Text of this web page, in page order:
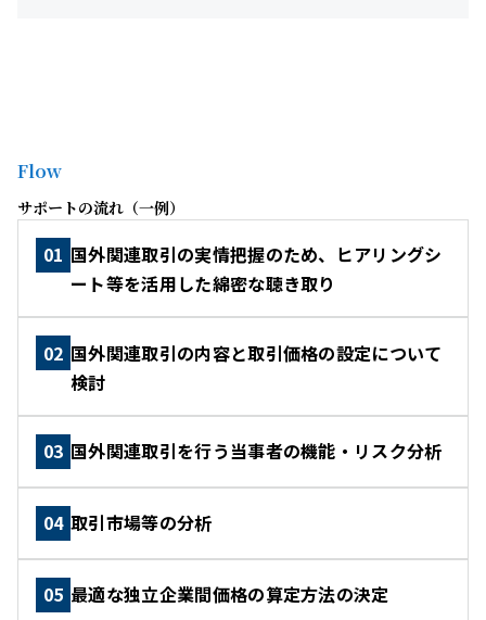
Flow
サポートの流れ（一例）
01 国外関連取引の実情把握のため、ヒアリングシ
ート等を活用した綿密な聴き取り
02 国外関連取引の内容と取引価格の設定について
検討
03 国外関連取引を行う当事者の機能・リスク分析
04 取引市場等の分析
05 最適な独立企業間価格の算定方法の決定